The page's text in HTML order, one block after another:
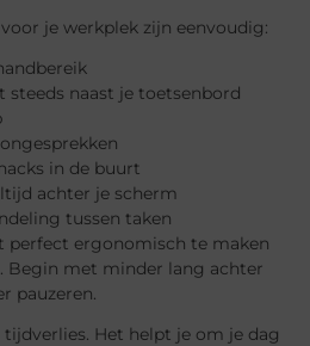
je werkplek zijn eenvoudig:
steeds naast je toetsenbord
in de buurt
achter je scherm
tussen taken
perfect ergonomisch te maken
Begin met minder lang achter
pauzeren.
tijdverlies. Het helpt je om je dag